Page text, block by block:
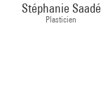
Stéphanie Saadé
Plasticien